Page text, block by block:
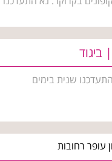
שנית בימים
עופר רחובות